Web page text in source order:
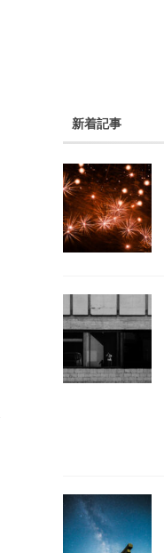
新着記事